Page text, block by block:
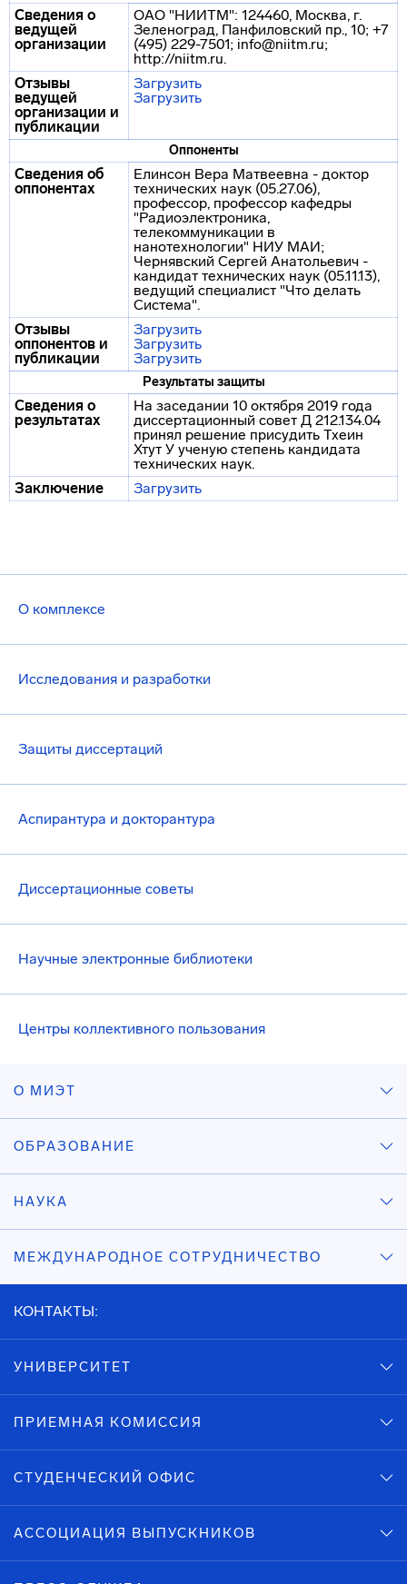
О комплексе
Исследования и разработки
Защиты диссертаций
Аспирантура и докторантура
Диссертационные советы
Научные электронные библиотеки
Центры коллективного пользования
Сведения о
ведущей
организации
ОАО "НИИТМ": 124460, Москва, г.
Зеленоград, Панфиловский пр., 10; +7
(495) 229-7501; info@niitm.ru;
http://niitm.ru.
Отзывы
ведущей
организации и
публикации
Загрузить
Загрузить
Оппоненты
Сведения об
оппонентах
Елинсон Вера Матвеевна - доктор
технических наук (05.27.06),
профессор, профессор кафедры
"Радиоэлектроника,
телекоммуникации в
нанотехнологии" НИУ МАИ;
Чернявский Сергей Анатольевич -
кандидат технических наук (05.11.13),
ведущий специалист "Что делать
Система".
Отзывы
оппонентов и
публикации
Загрузить
Загрузить
Загрузить
Результаты защиты
Сведения о
результатах
На заседании 10 октября 2019 года
диссертационный совет Д 212.134.04
принял решение присудить Тхеин
Хтут У ученую степень кандидата
технических наук.
Заключение
Загрузить
О МИЭТ
ОБРАЗОВАНИЕ
НАУКА
МЕЖДУНАРОДНОЕ СОТРУДНИЧЕСТВО
КОНТАКТЫ:
УНИВЕРСИТЕТ
ПРИЕМНАЯ КОМИССИЯ
СТУДЕНЧЕСКИЙ ОФИС
АССОЦИАЦИЯ ВЫПУСКНИКОВ